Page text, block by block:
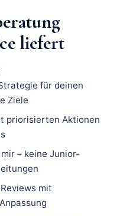
liefert
für deinen
Ziele
priorisierten Aktionen
– keine Junior-
mit